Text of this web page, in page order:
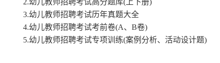
2.幼儿教师招聘考试高分题库(上下册)
3.幼儿教师招聘考试历年真题大全
4.幼儿教师招聘考试考前卷(A、B卷)
5.幼儿教师招聘考试专项训练(案例分析、活动设计题)